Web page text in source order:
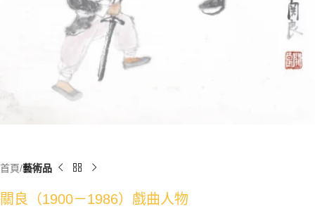
首頁 藝術品
關良（1900－1986）戲曲人物